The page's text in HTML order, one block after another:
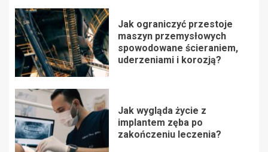
Jak ograniczyć przestoje
maszyn przemysłowych
spowodowane ścieraniem,
uderzeniami i korozją?
Jak wygląda życie z
implantem zęba po
zakończeniu leczenia?